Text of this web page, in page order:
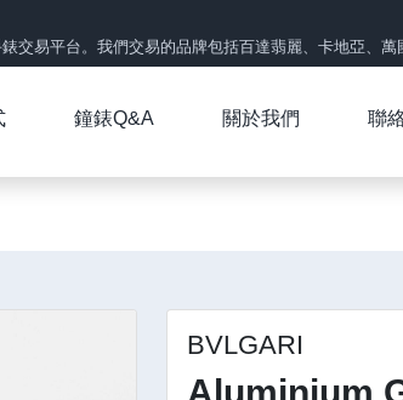
交易平台。我們交易的品牌包括百達翡麗、卡地亞、萬
鐘錶Q&A 關於我們 聯
BVLGARI